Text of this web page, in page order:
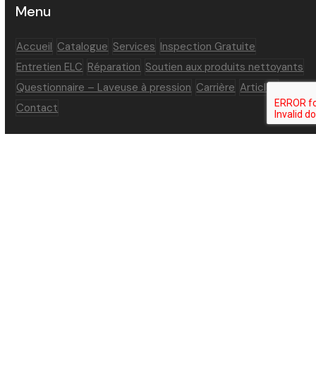
Menu
Accueil Catalogue Services Inspection Gratuite
Entretien ELC Réparation Soutien aux produits nettoyants
Questionnaire – Laveuse à pression Carrière Articles
Contact